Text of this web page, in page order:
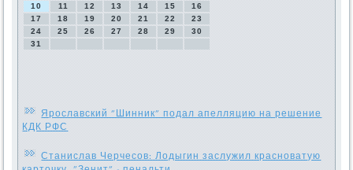
10
11 12 13 14 15
16
17
18 19 20 21 22
23
24
25 26 27 28 29
30
31
Ярославский "Шинник" подал апелляцию на решение
КДК РФС
Станислав Черчесов: Лодыгин заслужил красноватую